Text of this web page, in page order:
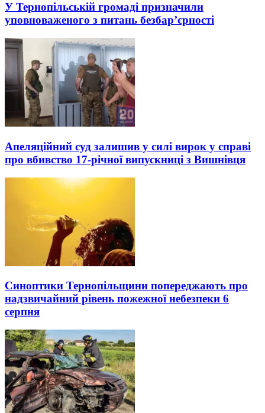
У Тернопільській громаді призначили
уповноваженого з питань безбар’єрності
Апеляційний суд залишив у силі вирок у справі
про вбивство 17-річної випускниці з Вишнівця
Синоптики Тернопільщини попереджають про
надзвичайний рівень пожежної небезпеки 6
серпня